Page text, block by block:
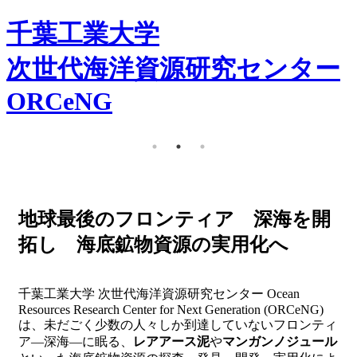
千葉工業大学
次世代海洋資源研究センター
ORCeNG
地球最後のフロンティア 深海を開
拓し 海底鉱物資源の実用化へ
千葉工業大学 次世代海洋資源研究センター Ocean
Resources Research Center for Next Generation (ORCeNG)
は、未だごく少数の人々しか到達していないフロンティ
ア―深海―に眠る、
レアアース泥やマンガンノジュール